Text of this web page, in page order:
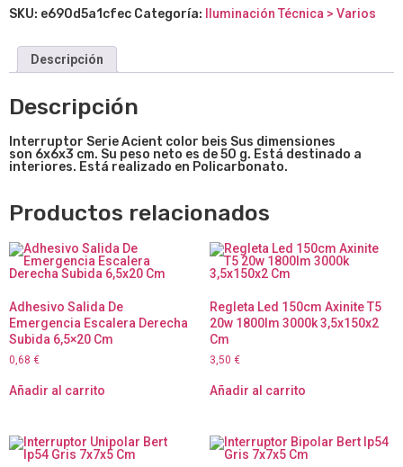
SKU: e690d5a1cfec Categoría: Iluminación Técnica > Varios
Descripción
Descripción
Interruptor Serie Acient color beis Sus dimensiones
son 6x6x3 cm. Su peso neto es de 50 g. Está destinado a
interiores. Está realizado en Policarbonato.
Productos relacionados
Adhesivo Salida De
Emergencia Escalera Derecha
Subida 6,5×20 Cm
0,68 €
Añadir al carrito
Regleta Led 150cm Axinite T5
20w 1800lm 3000k 3,5x150x2
Cm
3,50 €
Añadir al carrito